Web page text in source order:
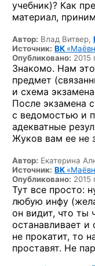
учебник)? Как
материал,
Автор: Влад Витвер,
Источник: ВК
Опубликовано: 2015
Знакомо. Нам
предмет
и схема
После экзамена
с ведомостью и
адекватные
Жуков вам ее не
Автор: Екатерина
Источник: ВК
Опубликовано: 2015
Тут все просто:
любую инфу
он видит, что ты
останавливает и
не прокатит, то
проставят. Не